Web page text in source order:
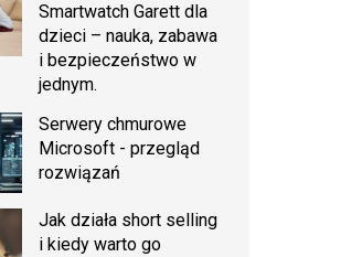
Smartwatch Garett dla
dzieci – nauka, zabawa
i bezpieczeństwo w
jednym.
Serwery chmurowe
Microsoft - przegląd
rozwiązań
Jak działa short selling
i kiedy warto go